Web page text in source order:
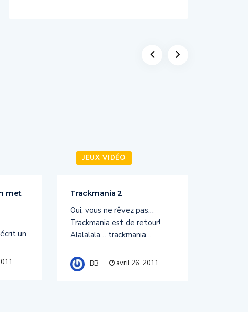
met
un
JEUX VIDÉO
Trackmania 2
Oui, vous ne rêvez pas…
Trackmania est de retour!
Alalalala… trackmania…
BB avril 26, 2011